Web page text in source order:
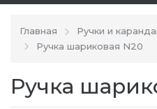
Главная Ручки и
Ручка шариковая N20
Ручка